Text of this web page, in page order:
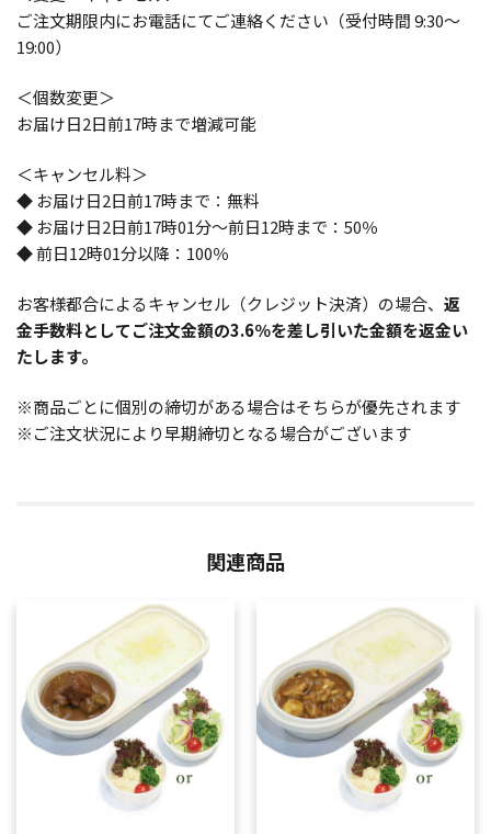
ご注文期限内にお電話にてご連絡ください（受付時間 9:30～
19:00）
＜個数変更＞
お届け日2日前17時まで増減可能
＜キャンセル料＞
◆ お届け日2日前17時まで：無料
◆ お届け日2日前17時01分～前日12時まで：50％
◆ 前日12時01分以降：100％
お客様都合によるキャンセル（クレジット決済）の場合、 返
金手数料としてご注文金額の3.6％を差し引いた金額を返金い
たします。
※商品ごとに個別の締切がある場合はそちらが優先されます
※ご注文状況により早期締切となる場合がございます
関連商品